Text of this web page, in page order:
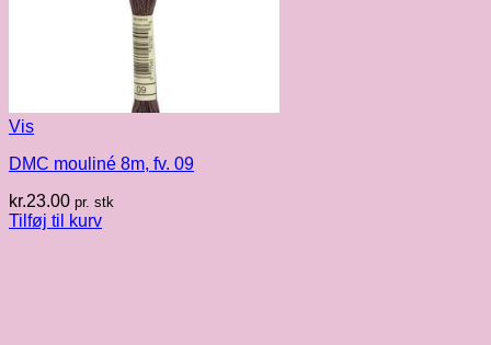
Vis
DMC mouliné 8m, fv. 09
kr.23.00 pr. stk
Tilføj til kurv